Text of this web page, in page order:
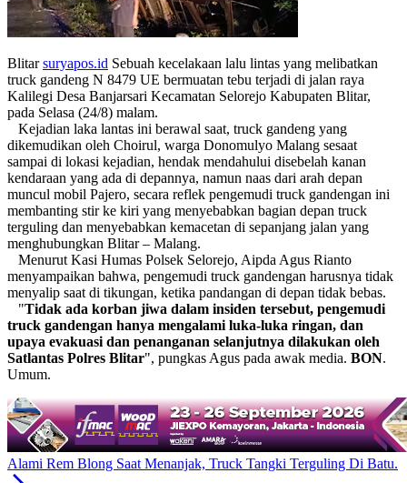
Blitarsuryapos.id Sebuah kecelakaan lalu lintas yang melibatkan
truck gandeng N 8479 UE bermuatan tebu terjadi di jalan raya
Kalilegi Desa Banjarsari Kecamatan Selorejo Kabupaten Blitar,
pada Selasa (24/8) malam.
Kejadian laka lantas ini berawal saat, truck gandeng yang
dikemudikan oleh Choirul, warga Donomulyo Malang sesaat
sampai di lokasi kejadian, hendak mendahului disebelah kanan
kendaraan yang ada di depannya, namun naas dari arah depan
muncul mobil Pajero, secara reflek pengemudi truck gandengan ini
membanting stir ke kiri yang menyebabkan bagian depan truck
terguling dan menyebabkan kemacetan di sepanjang jalan yang
menghubungkan Blitar – Malang.
Menurut Kasi Humas Polsek Selorejo, Aipda Agus Rianto
menyampaikan bahwa, pengemudi truck gandengan harusnya tidak
menyalip saat di tikungan, ketika pandangan di depan tidak bebas.
"Tidak ada korban jiwa dalam insiden tersebut, pengemudi
truck gandengan hanya mengalami luka-luka ringan, dan
upaya evakuasi dan penanganan selanjutnya dilakukan oleh
Satlantas Polres Blitar", pungkas Agus pada awak media. BON.
Umum.
Alami Rem Blong Saat Menanjak, Truck Tangki Terguling Di Batu.